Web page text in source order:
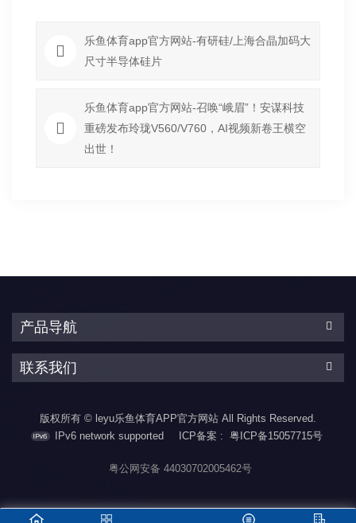
乐鱼体育app官方网站-有研硅/上海合晶加码大
尺寸半导体硅片
乐鱼体育app官方网站-召唤“峨眉”！安谋科技
重磅发布玲珑V560/V760，AI视频新卷王横空
出世！
产品导航
联系我们
版权所有 © leyu乐鱼体育APP官方网站 All Rights Reserved.
IPv6 network supported
ICP备案 : 粤ICP备15057715号
粤公网安备 44030702005462号